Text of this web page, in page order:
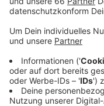
Anzeige
Am Samstag fand
Saison statt. Knapp
den Augen der
Mackenthun,